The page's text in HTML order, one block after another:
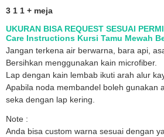
3 1 1 + meja
UKURAN BISA REQUEST SESUAI
Care Instructions Kursi Tamu Mewah
Jangan terkena air berwarna, bara api,
Bersihkan menggunakan kain microfiber.
Lap dengan kain lembab ikuti arah alur
Apabila noda membandel boleh gunakan
seka dengan lap kering.
Note :
Anda bisa custom warna sesuai dengan